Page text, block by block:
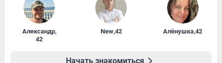
Александр,
42
New,42 Алёнушка,42
Начать знакомиться